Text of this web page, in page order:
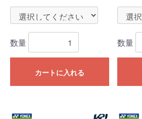
数量
カートに入れる
数量